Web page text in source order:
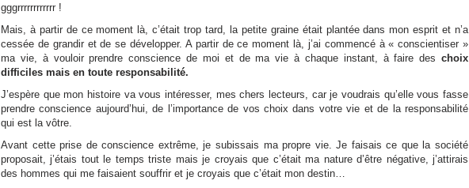
gggrrrrrrrrrrrr !
Mais, à partir de ce moment là, c’était trop tard, la petite graine était plantée dans mon esprit et n’a
cessée de grandir et de se développer. A partir de ce moment là, j’ai commencé à « conscientiser »
ma vie, à vouloir prendre conscience de moi et de ma vie à chaque instant, à faire des choix
difficiles mais en toute responsabilité.
J’espère que mon histoire va vous intéresser, mes chers lecteurs, car je voudrais qu’elle vous fasse
prendre conscience aujourd’hui, de l’importance de vos choix dans votre vie et de la responsabilité
qui est la vôtre.
Avant cette prise de conscience extrême, je subissais ma propre vie. Je faisais ce que la société
proposait, j’étais tout le temps triste mais je croyais que c’était ma nature d’être négative, j’attirais
des hommes qui me faisaient souffrir et je croyais que c’était mon destin…